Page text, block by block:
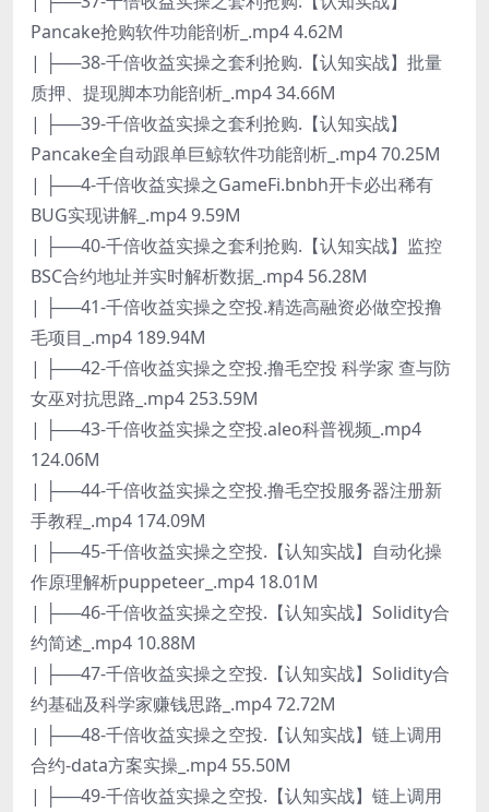
Pancake抢购软件功能剖析_.mp4 4.62M
| ├──38-千倍收益实操之套利抢购.【认知实战】批量
质押、提现脚本功能剖析_.mp4 34.66M
| ├──39-千倍收益实操之套利抢购.【认知实战】
Pancake全自动跟单巨鲸软件功能剖析_.mp4 70.25M
| ├──4-千倍收益实操之GameFi.bnbh开卡必出稀有
BUG实现讲解_.mp4 9.59M
| ├──40-千倍收益实操之套利抢购.【认知实战】监控
BSC合约地址并实时解析数据_.mp4 56.28M
| ├──41-千倍收益实操之空投.精选高融资必做空投撸
毛项目_.mp4 189.94M
| ├──42-千倍收益实操之空投.撸毛空投 科学家 查与防
女巫对抗思路_.mp4 253.59M
| ├──43-千倍收益实操之空投.aleo科普视频_.mp4
124.06M
| ├──44-千倍收益实操之空投.撸毛空投服务器注册新
手教程_.mp4 174.09M
| ├──45-千倍收益实操之空投.【认知实战】自动化操
作原理解析puppeteer_.mp4 18.01M
| ├──46-千倍收益实操之空投.【认知实战】Solidity合
约简述_.mp4 10.88M
| ├──47-千倍收益实操之空投.【认知实战】Solidity合
约基础及科学家赚钱思路_.mp4 72.72M
| ├──48-千倍收益实操之空投.【认知实战】链上调用
合约-data方案实操_.mp4 55.50M
| ├──49-千倍收益实操之空投.【认知实战】链上调用